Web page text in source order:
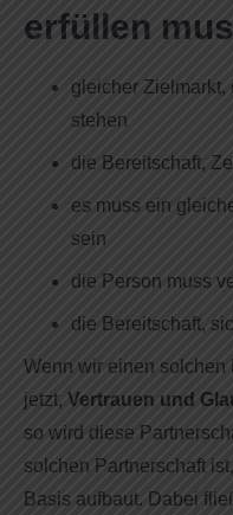
erfüllen
gleicher Zielmarkt,
stehen
die Bereitschaft,
es muss ein
sein
die Person muss
die Bereitschaft,
Wenn wir einen solchen
jetzt, Vertrauen und
so wird diese
solchen Partnerschaft
Basis aufbaut. Dabei